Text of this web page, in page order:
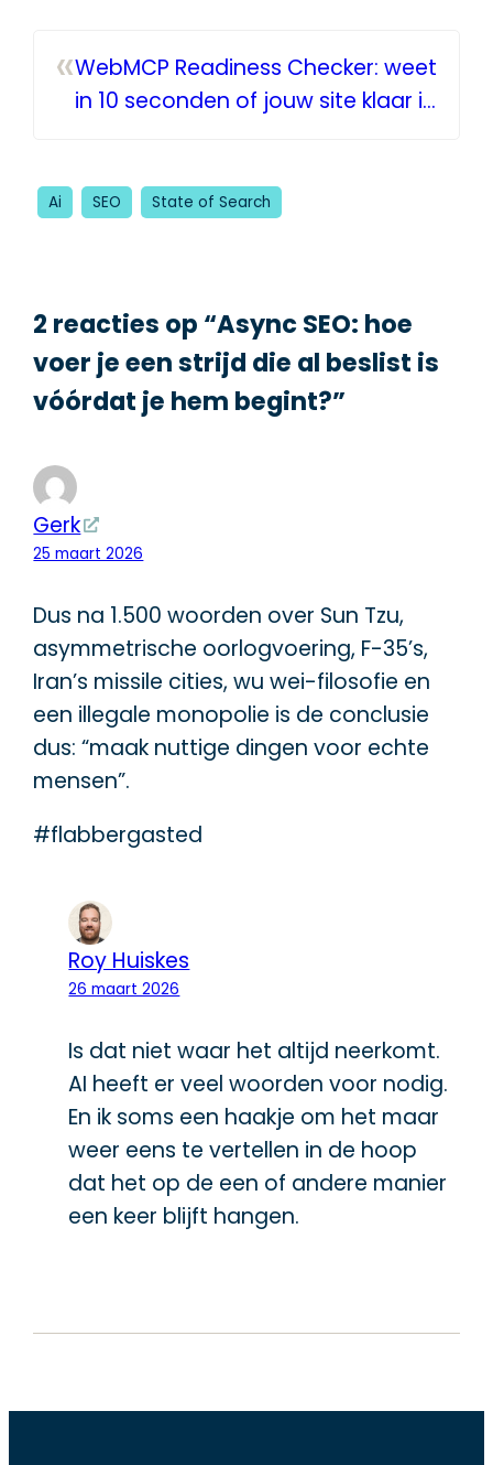
«WebMCP Readiness Checker: weet
in 10 seconden of jouw site klaar is
Ai SEO State of Search
2 reacties op “Async SEO: hoe
voer je een strijd die al beslist is
vóórdat je hem begint?”
Gerk
25 maart 2026
Dus na 1.500 woorden over Sun Tzu,
asymmetrische oorlogvoering, F-35’s,
Iran’s missile cities, wu wei-filosofie en
een illegale monopolie is de conclusie
dus: “maak nuttige dingen voor echte
mensen”.
#flabbergasted
Roy Huiskes
26 maart 2026
Is dat niet waar het altijd neerkomt.
AI heeft er veel woorden voor nodig.
En ik soms een haakje om het maar
weer eens te vertellen in de hoop
dat het op de een of andere manier
een keer blijft hangen.